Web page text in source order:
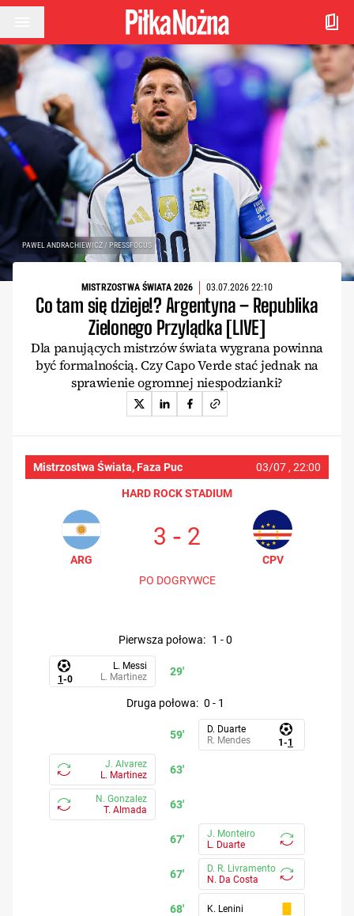
Przejdź do treści
PAWEL ANDRACHIEWICZ / PRESSFOCUS
MISTRZOSTWA ŚWIATA 2026 03.07.2026 22:10
Co tam się dzieje!? Argentyna – Republika
Zielonego Przylądka [LIVE]
Dla panujących mistrzów świata wygrana powinna
być formalnością. Czy Capo Verde stać jednak na
sprawienie ogromnej niespodzianki?
Mistrzostwa Świata, Faza Pucharowa 03/07 , 22:00
HARD ROCK STADIUM
ARG
3 - 2
CPV
PO DOGRYWCE
pierwsza połowa: 1 - 0
29'
1-0
L. Messi
L. Martinez
druga połowa: 0 - 1
59'
1-1
D. Duarte
R. Mendes
63'
J. Alvarez
L. Martinez
63'
N. Gonzalez
T. Almada
67'
J. Monteiro
L. Duarte
67'
D. R. Livramento
N. Da Costa
68' K. Lenini